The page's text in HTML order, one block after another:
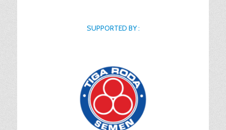
SUPPORTED BY :